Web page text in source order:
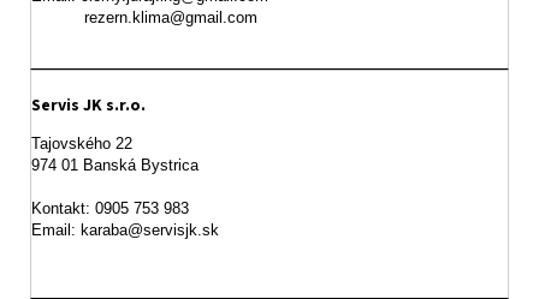
           rezern.klima@gmail.com
Servis JK s.r.o.
Tajovského 22
974 01 Banská Bystrica
Kontakt: 0905 753 983
Email: karaba@servisjk.sk